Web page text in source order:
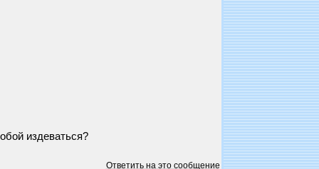
издеваться?
Ответить на это сообщение